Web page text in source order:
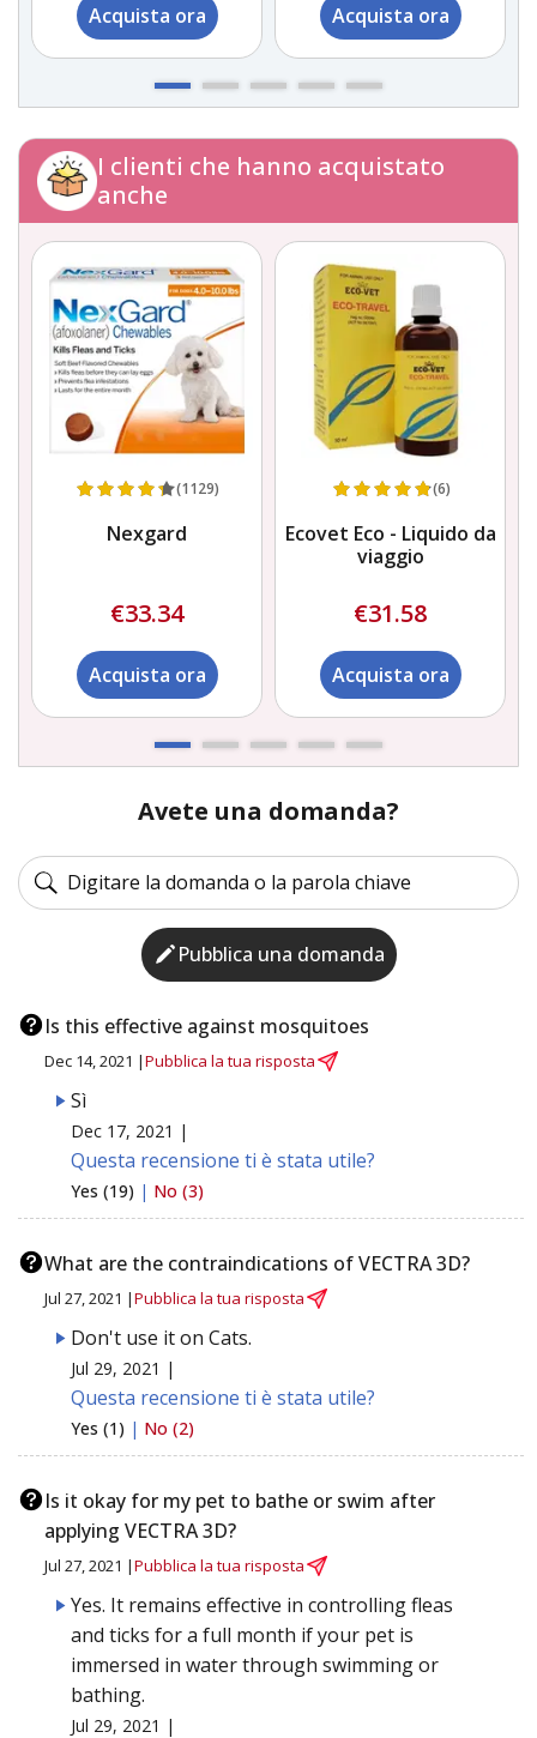
Acquista ora Acquista ora
I clienti che hanno acquistato
anche
(1129)
Nexgard
€33.34
Acquista ora
(6)
Ecovet Eco - Liquido da
viaggio
€31.58
Acquista ora
Avete una domanda?
Pubblica una domanda
Is this effective against mosquitoes
Dec 14, 2021 |Pubblica la tua risposta
Sì
Dec 17, 2021 |
Questa recensione ti è stata utile?
Yes (19) | No (3)
What are the contraindications of VECTRA 3D?
Jul 27, 2021 |Pubblica la tua risposta
Don't use it on Cats.
Jul 29, 2021 |
Questa recensione ti è stata utile?
Yes (1) | No (2)
Is it okay for my pet to bathe or swim after
applying VECTRA 3D?
Jul 27, 2021 |Pubblica la tua risposta
Yes. It remains effective in controlling fleas
and ticks for a full month if your pet is
immersed in water through swimming or
bathing.
Jul 29, 2021 |